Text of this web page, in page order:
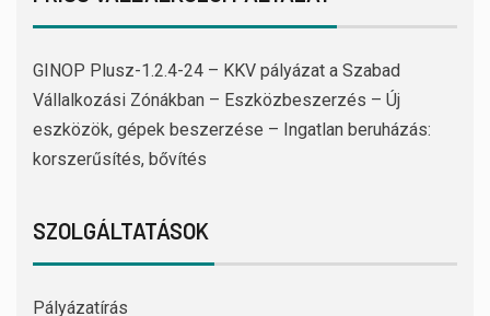
GINOP Plusz-1.2.4-24 – KKV pályázat a Szabad
Vállalkozási Zónákban – Eszközbeszerzés – Új
eszközök, gépek beszerzése – Ingatlan beruházás:
korszerűsítés, bővítés
SZOLGÁLTATÁSOK
Pályázatírás